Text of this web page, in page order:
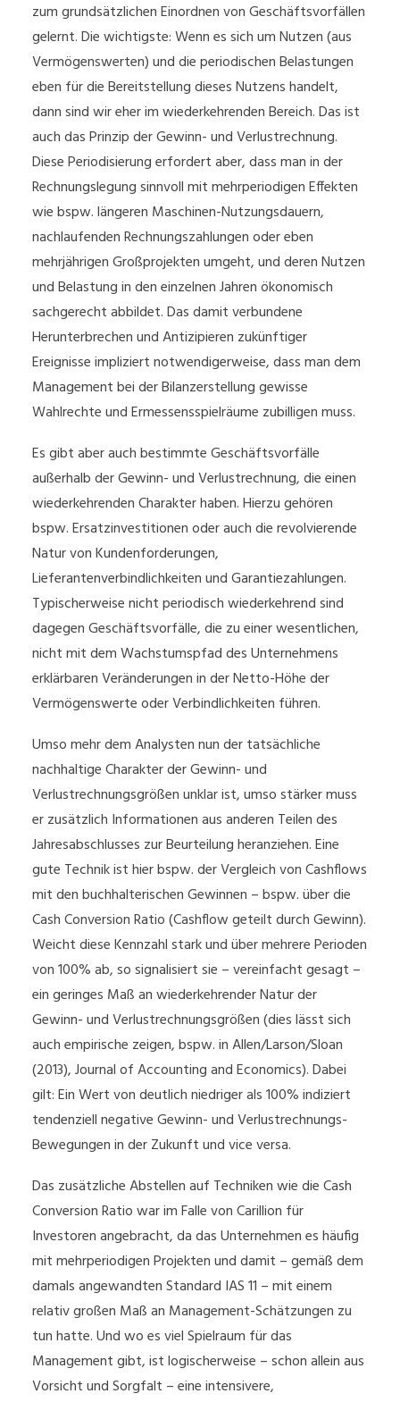
zum grundsätzlichen Einordnen von Geschäftsvorfällen
gelernt. Die wichtigste: Wenn es sich um Nutzen (aus
Vermögenswerten) und die periodischen Belastungen
eben für die Bereitstellung dieses Nutzens handelt,
dann sind wir eher im wiederkehrenden Bereich. Das ist
auch das Prinzip der Gewinn- und Verlustrechnung.
Diese Periodisierung erfordert aber, dass man in der
Rechnungslegung sinnvoll mit mehrperiodigen Effekten
wie bspw. längeren Maschinen-Nutzungsdauern,
nachlaufenden Rechnungszahlungen oder eben
mehrjährigen Großprojekten umgeht, und deren Nutzen
und Belastung in den einzelnen Jahren ökonomisch
sachgerecht abbildet. Das damit verbundene
Herunterbrechen und Antizipieren zukünftiger
Ereignisse impliziert notwendigerweise, dass man dem
Management bei der Bilanzerstellung gewisse
Wahlrechte und Ermessensspielräume zubilligen muss.
Es gibt aber auch bestimmte Geschäftsvorfälle
außerhalb der Gewinn- und Verlustrechnung, die einen
wiederkehrenden Charakter haben. Hierzu gehören
bspw. Ersatzinvestitionen oder auch die revolvierende
Natur von Kundenforderungen,
Lieferantenverbindlichkeiten und Garantiezahlungen.
Typischerweise nicht periodisch wiederkehrend sind
dagegen Geschäftsvorfälle, die zu einer wesentlichen,
nicht mit dem Wachstumspfad des Unternehmens
erklärbaren Veränderungen in der Netto-Höhe der
Vermögenswerte oder Verbindlichkeiten führen.
Umso mehr dem Analysten nun der tatsächliche
nachhaltige Charakter der Gewinn- und
Verlustrechnungsgrößen unklar ist, umso stärker muss
er zusätzlich Informationen aus anderen Teilen des
Jahresabschlusses zur Beurteilung heranziehen. Eine
gute Technik ist hier bspw. der Vergleich von Cashflows
mit den buchhalterischen Gewinnen – bspw. über die
Cash Conversion Ratio (Cashflow geteilt durch Gewinn).
Weicht diese Kennzahl stark und über mehrere Perioden
von 100% ab, so signalisiert sie – vereinfacht gesagt –
ein geringes Maß an wiederkehrender Natur der
Gewinn- und Verlustrechnungsgrößen (dies lässt sich
auch empirische zeigen, bspw. in Allen/Larson/Sloan
(2013), Journal of Accounting and Economics). Dabei
gilt: Ein Wert von deutlich niedriger als 100% indiziert
tendenziell negative Gewinn- und Verlustrechnungs-
Bewegungen in der Zukunft und vice versa.
Das zusätzliche Abstellen auf Techniken wie die Cash
Conversion Ratio war im Falle von Carillion für
Investoren angebracht, da das Unternehmen es häufig
mit mehrperiodigen Projekten und damit – gemäß dem
damals angewandten Standard IAS 11 – mit einem
relativ großen Maß an Management-Schätzungen zu
tun hatte. Und wo es viel Spielraum für das
Management gibt, ist logischerweise – schon allein aus
Vorsicht und Sorgfalt – eine intensivere,